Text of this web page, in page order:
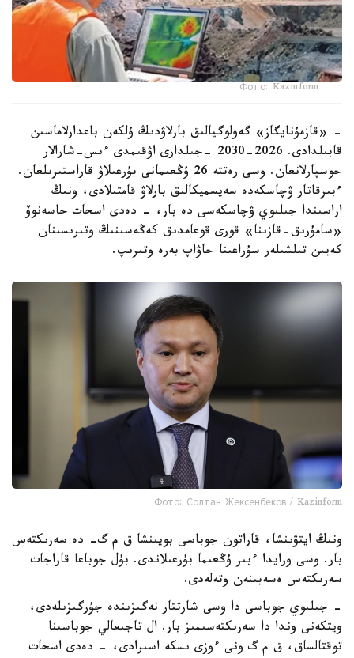
Фото: Kazinform
- «قازمۇنايگاز» گەولوگيالىق بارلاۋدىڭ ۇلكەن باعدارلاماسىن
قابىلدادى. 2026-2030 -جىلدارى اۋقىمدى ءىس-شارالار
جوسپارلانعان. وسى رەتتە 26 ۇڭعىمانى بۇرعىلاۋ قاراستىرىلعان.
ءبىرقاتار ۋچاسكەدە سەيسميكالىق بارلاۋ قامتىلادى، ونىڭ
اراسىندا جىلىوي ۋچاسكەسى دە بار، - دەدى اسحات حاسەنوۆ
«سامۇرىق-قازىنا» قورى قوعامدىق كەڭەسىنىڭ وتىرىسىنان
كەيىن تىلشىلەر سۇراعىنا جاۋاپ بەرە وتىرىپ.
Фото: Солтан Жексенбеков / Kazinform
ونىڭ ايتۋىنشا، قاراتون جوباسى بويىنشا ق م گ- دە سەرىكتەس
بار. وسى ورايدا ءبىر ۇڭعىما بۇرعىلاندى. بۇل جوباعا قاراجات
سەرىكتەس ەسەبىنەن وتەلەدى.
- جىلىوي جوباسى دا وسى شارتتار نەگىزىندە جۇرگىزىلەدى،
ويتكەنى وندا دا سەرىكتەسىمىز بار. ال تاجىعالي جوباسىنا
توقتالساق، ق م گ ونى ءوزى ىسكە اسىرادى، - دەدى اسحات